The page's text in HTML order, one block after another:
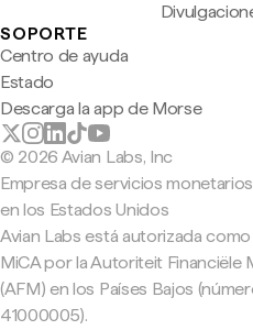
SOPORTE
Centro de ayuda
Estado
Descarga la app de Morse
© 2026 Avian Labs, Inc
Empresa de servicios
en los Estados Unidos
Avian Labs está autorizada
MiCA por la Autoriteit Financiële
(AFM) en los Países Bajos
41000005).